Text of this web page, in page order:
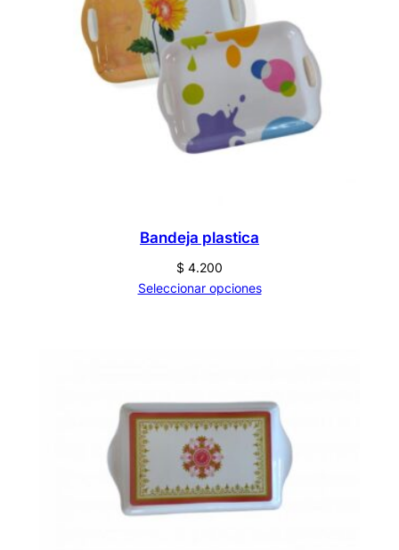
Bandeja plastica
$ 4.200
Seleccionar opciones